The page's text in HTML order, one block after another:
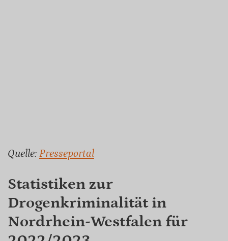
Quelle: Presseportal
Statistiken zur
Drogenkriminalität in
Nordrhein-Westfalen für